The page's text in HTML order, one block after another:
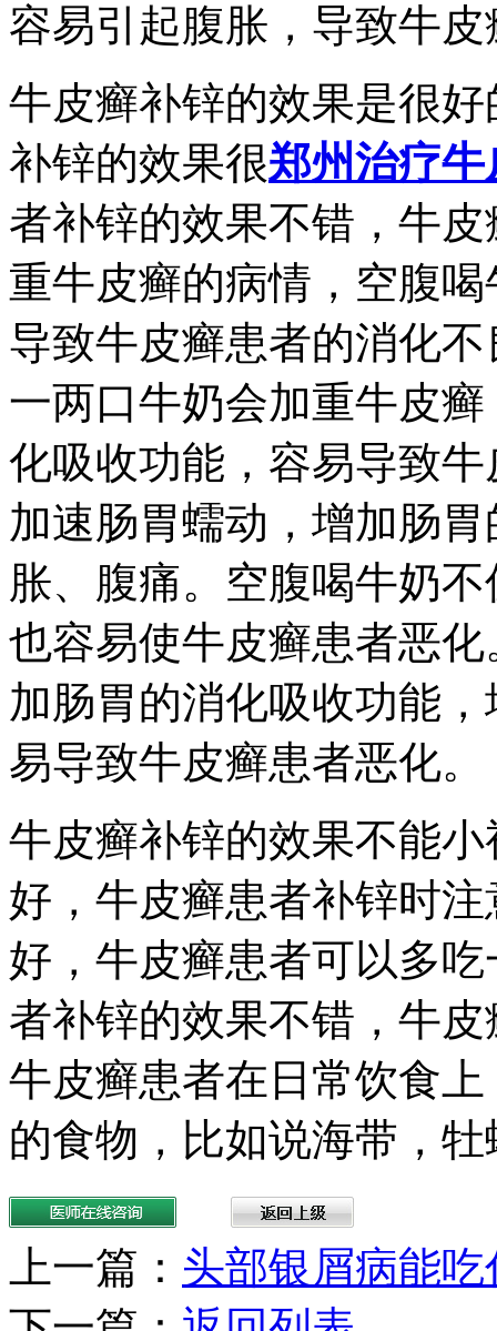
容易引起腹胀，导致牛
牛皮癣补锌的效果是很
补锌的效果很郑州治疗
者补锌的效果不错，牛
重牛皮癣的病情，空腹
导致牛皮癣患者的消化
一两口牛奶会加重牛皮
化吸收功能，容易导致
加速肠胃蠕动，增加肠
胀、腹痛。空腹喝牛奶
也容易使牛皮癣患者恶
加肠胃的消化吸收功能
易导致牛皮癣患者恶化。
牛皮癣补锌的效果不能
好，牛皮癣患者补锌时
好，牛皮癣患者可以多
者补锌的效果不错，牛
牛皮癣患者在日常饮食
的食物，比如说海带，
上一篇： 头部银屑病能